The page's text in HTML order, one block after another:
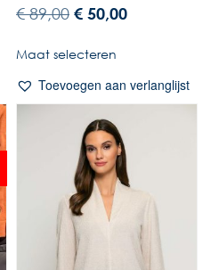
€89,00 € 50,00
Maat selecteren
Toevoegen aan verlanglijst